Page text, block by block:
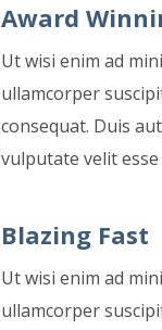
Award
Ut wisi enim ad
ullamcorper
consequat. Duis
vulputate velit
Blazing Fast
Ut wisi enim ad
ullamcorper